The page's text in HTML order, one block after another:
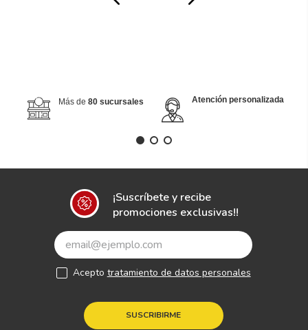
Más de 80 sucursales Atención personalizada
¡Suscríbete y recibe
promociones exclusivas!!
SUSCRIBIRME
Acepto tratamiento de datos personales